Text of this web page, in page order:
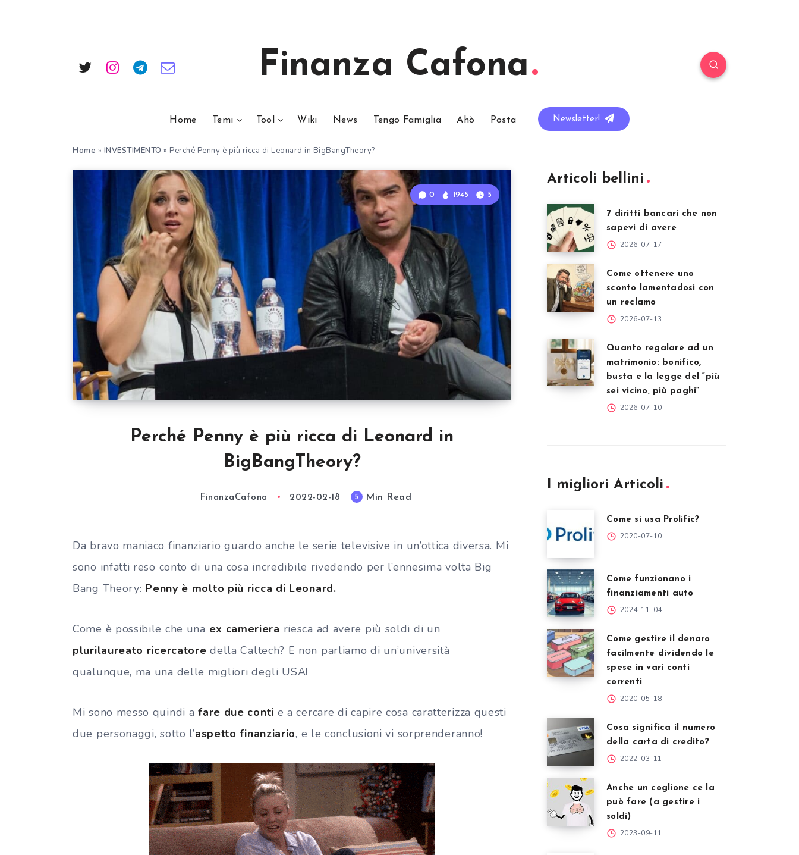
Finanza Cafona
Home Temi Tool Wiki News Tengo Famiglia Ahò Posta Newsletter!
Home » INVESTIMENTO » Perché Penny è più ricca di Leonard in BigBangTheory?
0 1945 5
Perché Penny è più ricca di Leonard in
BigBangTheory?
FinanzaCafona 2022-02-18 5 Min Read
Da bravo maniaco finanziario guardo anche le serie televisive in un’ottica diversa. Mi
sono infatti reso conto di una cosa incredibile rivedendo per l’ennesima volta Big
Bang Theory: Penny è molto più ricca di Leonard.
Come è possibile che una ex cameriera riesca ad avere più soldi di un
plurilaureato ricercatore della Caltech? E non parliamo di un’università
qualunque, ma una delle migliori degli USA!
Mi sono messo quindi afare due conti e a cercare di capire cosa caratterizza questi
due personaggi, sotto l’aspetto finanziario, e le conclusioni vi sorprenderanno!
Articoli bellini
7 diritti bancari che non
sapevi di avere
2026-07-17
Come ottenere uno
sconto lamentadosi con
un reclamo
2026-07-13
Quanto regalare ad un
matrimonio: bonifico,
busta e la legge del “più
sei vicino, più paghi”
2026-07-10
I migliori Articoli
Come si usa Prolific?
2020-07-10
Come funzionano i
finanziamenti auto
2024-11-04
Come gestire il denaro
facilmente dividendo le
spese in vari conti
correnti
2020-05-18
Cosa significa il numero
della carta di credito?
2022-03-11
Anche un coglione ce la
può fare (a gestire i
soldi)
2023-09-11